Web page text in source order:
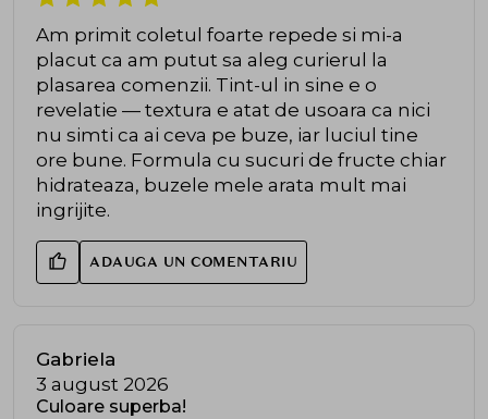
Am primit coletul foarte repede si mi-a
placut ca am putut sa aleg curierul la
plasarea comenzii. Tint-ul in sine e o
revelatie — textura e atat de usoara ca nici
nu simti ca ai ceva pe buze, iar luciul tine
ore bune. Formula cu sucuri de fructe chiar
hidrateaza, buzele mele arata mult mai
ingrijite.
ADAUGA UN COMENTARIU
Gabriela
3 august 2026
Culoare superba!